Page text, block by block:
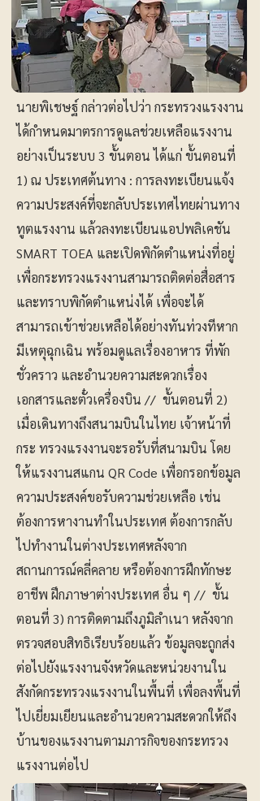
นายพิเชษฐ์ กล่าวต่อไปว่า กระทรวงแรงงาน
ได้กำหนดมาตรการดูแลช่วยเหลือแรงงาน
อย่างเป็นระบบ 3 ขั้นตอน ได้แก่ ขั้นตอนที่
1) ณ ประเทศต้นทาง : การลงทะเบียนแจ้ง
ความประสงค์ที่จะกลับประเทศไทยผ่านทาง
ทูตแรงงาน แล้วลงทะเบียนแอปพลิเคชัน
SMART TOEA และเปิดพิกัดตำแหน่งที่อยู่
เพื่อกระทรวงแรงงานสามารถติดต่อสื่อสาร
และทราบพิกัดตำแหน่งได้ เพื่อจะได้
สามารถเข้าช่วยเหลือได้อย่างทันท่วงทีหาก
มีเหตุฉุกเฉิน พร้อมดูแลเรื่องอาหาร ที่พัก
ชั่วคราว และอำนวยความสะดวกเรื่อง
เอกสารและตั๋วเครื่องบิน // ขั้นตอนที่ 2)
เมื่อเดินทางถึงสนามบินในไทย เจ้าหน้าที่
กระ ทรวงแรงงานจะรอรับที่สนามบิน โดย
ให้แรงงานสแกน QR Code เพื่อกรอกข้อมูล
ความประสงค์ขอรับความช่วยเหลือ เช่น
ต้องการหางานทำในประเทศ ต้องการกลับ
ไปทำงานในต่างประเทศหลังจาก
สถานการณ์คลี่คลาย หรือต้องการฝึกทักษะ
อาชีพ ฝึกภาษาต่างประเทศ อื่น ๆ // ขั้น
ตอนที่ 3) การติดตามถึงภูมิลำเนา หลังจาก
ตรวจสอบสิทธิเรียบร้อยแล้ว ข้อมูลจะถูกส่ง
ต่อไปยังแรงงานจังหวัดและหน่วยงานใน
สังกัดกระทรวงแรงงานในพื้นที่ เพื่อลงพื้นที่
ไปเยี่ยมเยียนและอำนวยความสะดวกให้ถึง
บ้านของแรงงานตามภารกิจของกระทรวง
แรงงานต่อไป